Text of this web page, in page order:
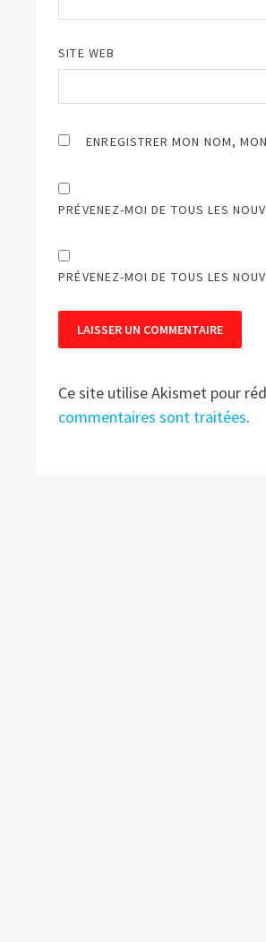
SITE WEB
ENREGISTRER MON NOM,
PRÉVENEZ-MOI DE TOUS LES
PRÉVENEZ-MOI DE TOUS LES
Ce site utilise Akismet pour
commentaires sont traitées.